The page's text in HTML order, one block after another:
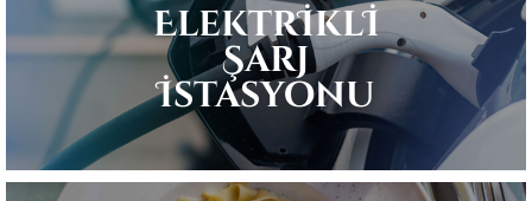
Elektrİklİ
Şarj
İstasyonu